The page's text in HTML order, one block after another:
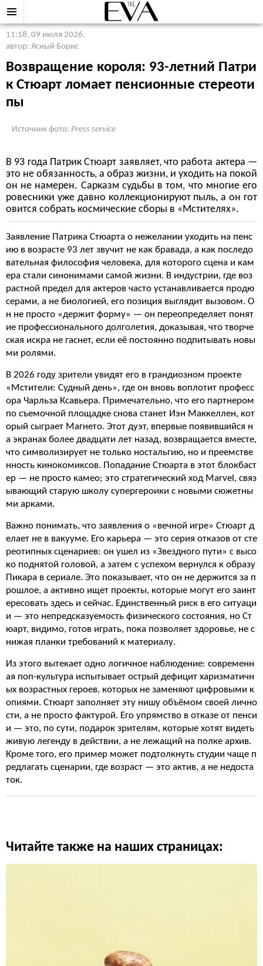
11:18, 09 июля 2026,
автор: Ясный Борис
Возвращение короля: 93-летний Патри
к Стюарт ломает пенсионные стереоти
пы
Источник фото: Press service
В 93 года Патрик Стюарт заявляет, что работа актера —
это не обязанность, а образ жизни, и уходить на покой
он не намерен. Сарказм судьбы в том, что многие его
ровесники уже давно коллекционируют пыль, а он гот
овится собрать космические сборы в «Мстителях».
Заявление Патрика Стюарта о нежелании уходить на пенс
ию в возрасте 93 лет звучит не как бравада, а как последо
вательная философия человека, для которого сцена и кам
ера стали синонимами самой жизни. В индустрии, где воз
растной предел для актеров часто устанавливается продю
серами, а не биологией, его позиция выглядит вызовом. О
н не просто «держит форму» — он переопределяет понят
ие профессионального долголетия, доказывая, что творче
ская искра не гаснет, если её постоянно подпитывать новы
ми ролями.
В 2026 году зрители увидят его в грандиозном проекте
«Мстители: Судный день», где он вновь воплотит професс
ора Чарльза Ксавьера. Примечательно, что его партнером
по съемочной площадке снова станет Иэн Маккеллен, кот
орый сыграет Магнето. Этот дуэт, впервые появившийся н
а экранах более двадцати лет назад, возвращается вместе,
что символизирует не только ностальгию, но и преемстве
нность кинокомиксов. Попадание Стюарта в этот блокбаст
ер — не просто камео; это стратегический ход Marvel, связ
ывающий старую школу супергероики с новыми сюжетны
ми арками.
Важно понимать, что заявления о «вечной игре» Стюарт д
елает не в вакууме. Его карьера — это серия отказов от сте
реотипных сценариев: он ушел из «Звездного пути» с высо
ко поднятой головой, а затем с успехом вернулся к образу
Пикара в сериале. Это показывает, что он не держится за п
рошлое, а активно ищет проекты, которые могут его заинт
ересовать здесь и сейчас. Единственный риск в его ситуаци
и — это непредсказуемость физического состояния, но Ст
юарт, видимо, готов играть, пока позволяет здоровье, не с
нижая планки требований к материалу.
Из этого вытекает одно логичное наблюдение: современн
ая поп-культура испытывает острый дефицит харизматичн
ых возрастных героев, которых не заменяют цифровыми к
опиями. Стюарт заполняет эту нишу объёмом своей лично
сти, а не просто фактурой. Его упрямство в отказе от пенси
и — это, по сути, подарок зрителям, которые хотят видеть
живую легенду в действии, а не лежащий на полке архив.
Кроме того, его пример может подтолкнуть студии чаще п
редлагать сценарии, где возраст — это актив, а не недоста
ток.
Читайте также на наших страницах: